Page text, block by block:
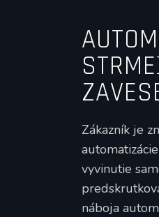
Zákazník je
vyvinutie
náboja